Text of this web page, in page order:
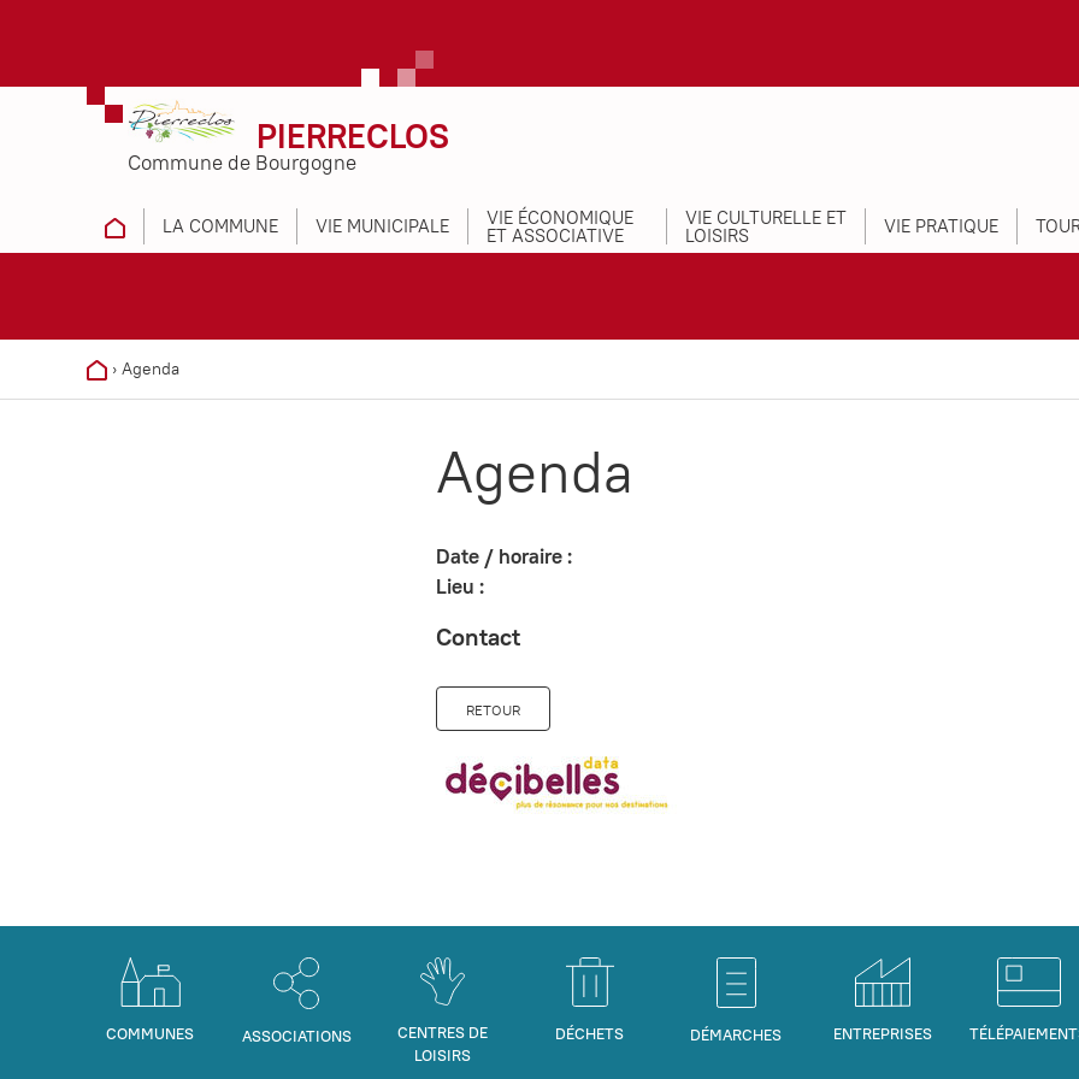
PIERRECLOS
Commune de Bourgogne
LA COMMUNE VIE MUNICIPALE VIE ÉCONOMIQUE
ET ASSOCIATIVE
VIE CULTURELLE ET
LOISIRS VIE PRATIQUE
› Agenda
Agenda
Date / horaire :
Lieu :
Contact
RETOUR
COMMUNES ASSOCIATIONS
CENTRES DE
LOISIRS
DÉCHETS DÉMARCHES ENTREPRISES